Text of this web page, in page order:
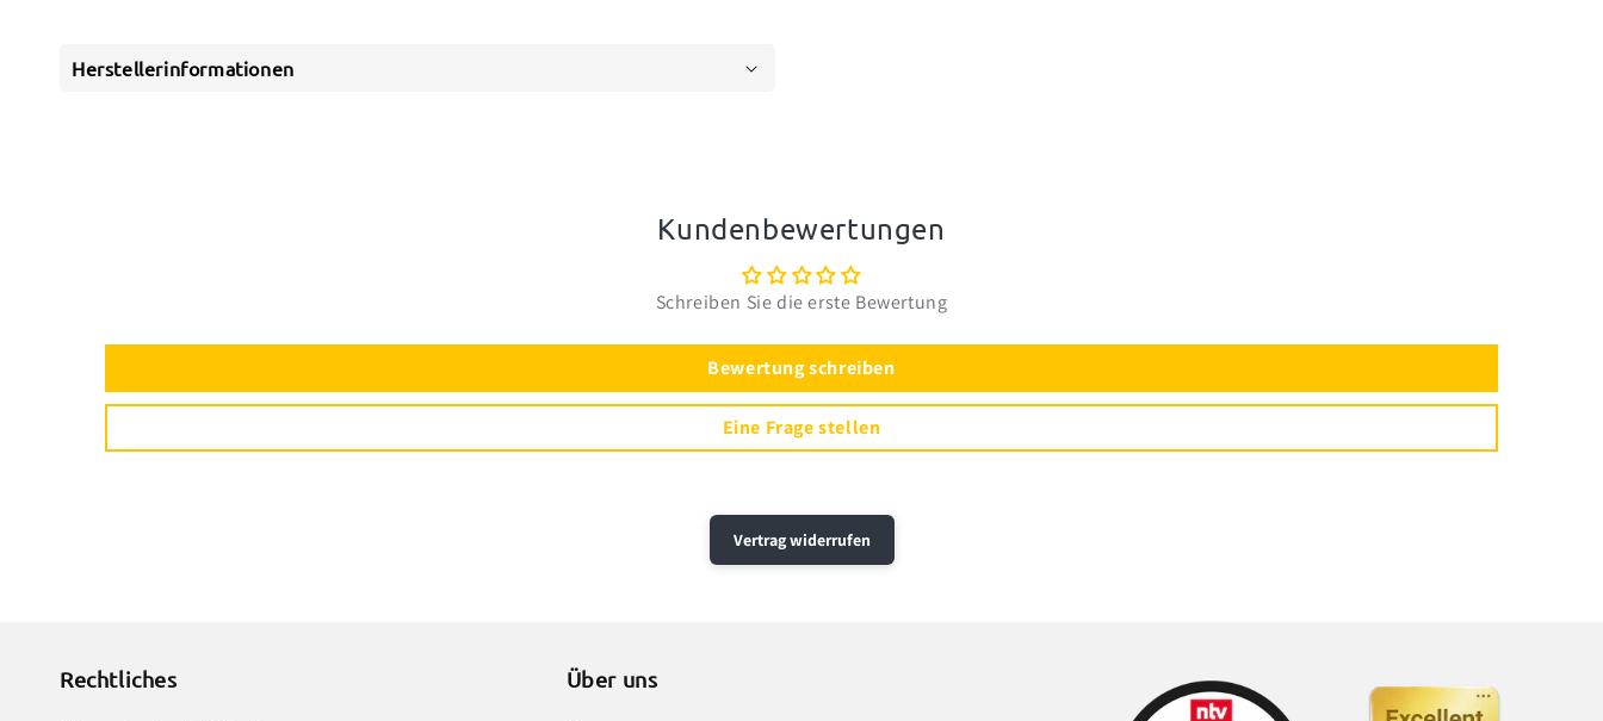
Herstellerinformationen
Kundenbewertungen
Schreiben Sie die erste Bewertung
Bewertung schreiben
Eine Frage stellen
Vertrag widerrufen
Rechtliches Über uns